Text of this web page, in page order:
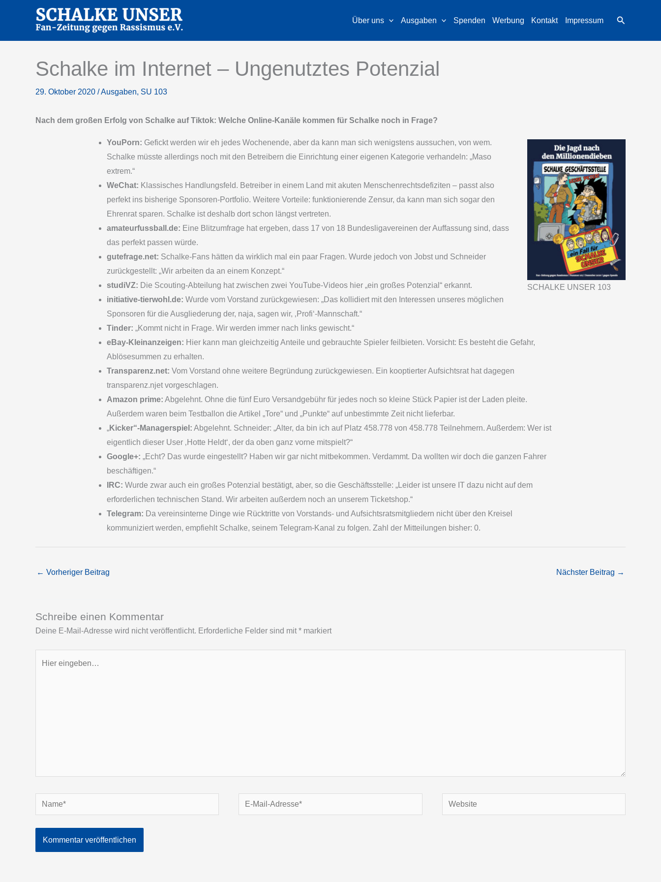
Über uns Ausgaben Spenden Werbung Kontakt Impressum Suchen
Schalke im Internet – Ungenutztes Potenzial
29. Oktober 2020 /Ausgaben, SU 103
Nach dem großen Erfolg von Schalke auf Tiktok: Welche Online-Kanäle kommen für Schalke noch in Frage?
SCHALKE UNSER 103
YouPorn: Gefickt werden wir eh jedes Wochenende, aber da kann man sich wenigstens aussuchen, von wem.
Schalke müsste allerdings noch mit den Betreibern die Einrichtung einer eigenen Kategorie verhandeln: „Maso
extrem.“
WeChat: Klassisches Handlungsfeld. Betreiber in einem Land mit akuten Menschenrechtsdefiziten – passt also
perfekt ins bisherige Sponsoren-Portfolio. Weitere Vorteile: funktionierende Zensur, da kann man sich sogar den
Ehrenrat sparen. Schalke ist deshalb dort schon längst vertreten.
amateurfussball.de: Eine Blitzumfrage hat ergeben, dass 17 von 18 Bundesligavereinen der Auffassung sind, dass
das perfekt passen würde.
gutefrage.net: Schalke-Fans hätten da wirklich mal ein paar Fragen. Wurde jedoch von Jobst und Schneider
zurückgestellt: „Wir arbeiten da an einem Konzept.“
studiVZ: Die Scouting-Abteilung hat zwischen zwei YouTube-Videos hier „ein großes Potenzial“ erkannt.
initiative-tierwohl.de: Wurde vom Vorstand zurückgewiesen: „Das kollidiert mit den Interessen unseres möglichen
Sponsoren für die Ausgliederung der, naja, sagen wir, ‚Profi‘-Mannschaft.“
Tinder: „Kommt nicht in Frage. Wir werden immer nach links gewischt.“
eBay-Kleinanzeigen: Hier kann man gleichzeitig Anteile und gebrauchte Spieler feilbieten. Vorsicht: Es besteht die Gefahr,
Ablösesummen zu erhalten.
Transparenz.net: Vom Vorstand ohne weitere Begründung zurückgewiesen. Ein kooptierter Aufsichtsrat hat dagegen
transparenz.njet vorgeschlagen.
Amazon prime: Abgelehnt. Ohne die fünf Euro Versandgebühr für jedes noch so kleine Stück Papier ist der Laden pleite.
Außerdem waren beim Testballon die Artikel „Tore“ und „Punkte“ auf unbestimmte Zeit nicht lieferbar.
„Kicker“-Managerspiel: Abgelehnt. Schneider: „Alter, da bin ich auf Platz 458.778 von 458.778 Teilnehmern. Außerdem: Wer ist
eigentlich dieser User ‚Hotte Heldt‘, der da oben ganz vorne mitspielt?“
Google+: „Echt? Das wurde eingestellt? Haben wir gar nicht mitbekommen. Verdammt. Da wollten wir doch die ganzen Fahrer
beschäftigen.“
IRC: Wurde zwar auch ein großes Potenzial bestätigt, aber, so die Geschäftsstelle: „Leider ist unsere IT dazu nicht auf dem
erforderlichen technischen Stand. Wir arbeiten außerdem noch an unserem Ticketshop.“
Telegram: Da vereinsinterne Dinge wie Rücktritte von Vorstands- und Aufsichtsratsmitgliedern nicht über den Kreisel
kommuniziert werden, empfiehlt Schalke, seinem Telegram-Kanal zu folgen. Zahl der Mitteilungen bisher: 0.
← Vorheriger Beitrag Nächster Beitrag →
Schreibe einen Kommentar
Deine E-Mail-Adresse wird nicht veröffentlicht. Erforderliche Felder sind mit * markiert
Name*
E-
Mail-
Website